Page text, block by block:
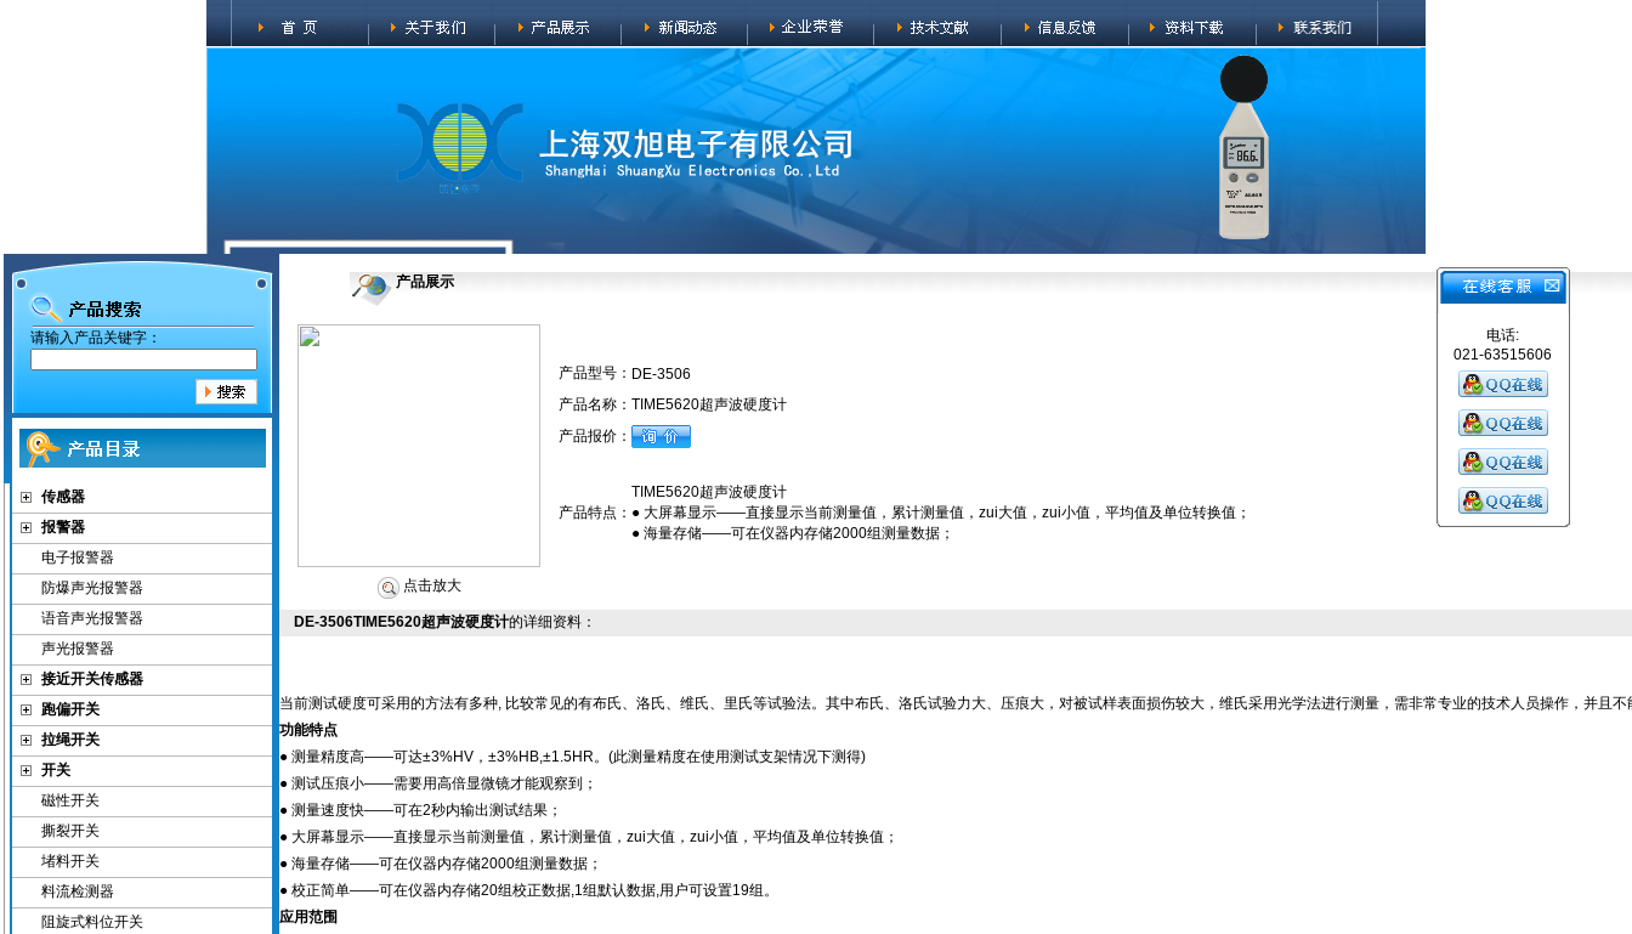
电话:
021-63515606
请输入产品关键字：
传感器
报警器
电子报警器
防爆声光报警器
语音声光报警器
声光报警器
接近开关传感器
跑偏开关
拉绳开关
开关
磁性开关
撕裂开关
堵料开关
料流检测器
阻旋式料位开关
产品展示
点击放大
产品型号： DE-3506
产品名称： TIME5620超声波硬度计
产品报价：
产品特点：
TIME5620超声波硬度计
● 大屏幕显示——直接显示当前测量值，累计测量值，zui大值，zui小值，平均值及单位转换值；
● 海量存储——可在仪器内存储2000组测量数据；
DE-3506TIME5620超声波硬度计的详细资料：
当前测试硬度可采用的方法有多种, 比较常见的有布氏、洛氏、维氏、里氏等试验法。其中布氏、洛氏试验力大、压痕大，对被试样表面损伤较大，维氏采用光学法进行测量，需非常专业的技术人员操作，并
功能特点
● 测量精度高——可达±3%HV，±3%HB,±1.5HR。(此测量精度在使用测试支架情况下测得)
● 测试压痕小——需要用高倍显微镜才能观察到；
● 测量速度快——可在2秒内输出测试结果；
● 大屏幕显示——直接显示当前测量值，累计测量值，zui大值，zui小值，平均值及单位转换值；
● 海量存储——可在仪器内存储2000组测量数据；
● 校正简单——可在仪器内存储20组校正数据,1组默认数据,用户可设置19组。
应用范围